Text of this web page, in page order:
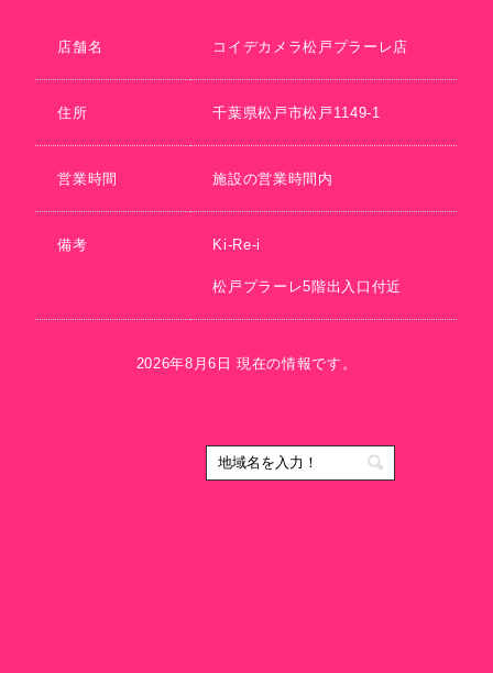
店舗名 コイデカメラ松戸プラーレ店
住所 千葉県松戸市松戸1149-1
営業時間 施設の営業時間内
備考 Ki-Re-i
松戸プラーレ5階出入口付近
2026年8月6日 現在の情報です。